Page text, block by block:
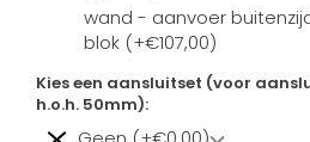
wand - aanvoer
blok (+€107,00)
Kies een aansluitset (voor
h.o.h. 50mm):